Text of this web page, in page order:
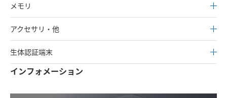
メモリ
アクセサリ・他
生体認証端末
インフォメーション